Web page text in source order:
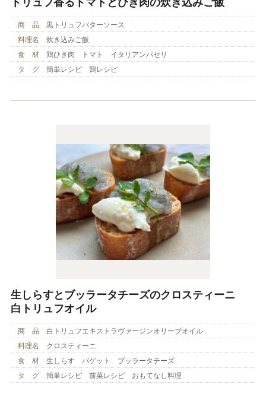
トリュフ香るトマトとひき肉の炊き込みご飯
商 品
黒トリュフバターソース
料理名
炊き込みご飯
食 材
鶏ひき肉 トマト イタリアンパセリ
タ グ
簡単レシピ 鶏レシピ
生しらすとブッラータチーズのクロスティーニ
白トリュフオイル
商 品
白トリュフエキストラヴァージンオリーブオイル
料理名
クロスティーニ
食 材
生しらす バゲット ブッラータチーズ
タ グ
簡単レシピ 前菜レシピ おもてなし料理